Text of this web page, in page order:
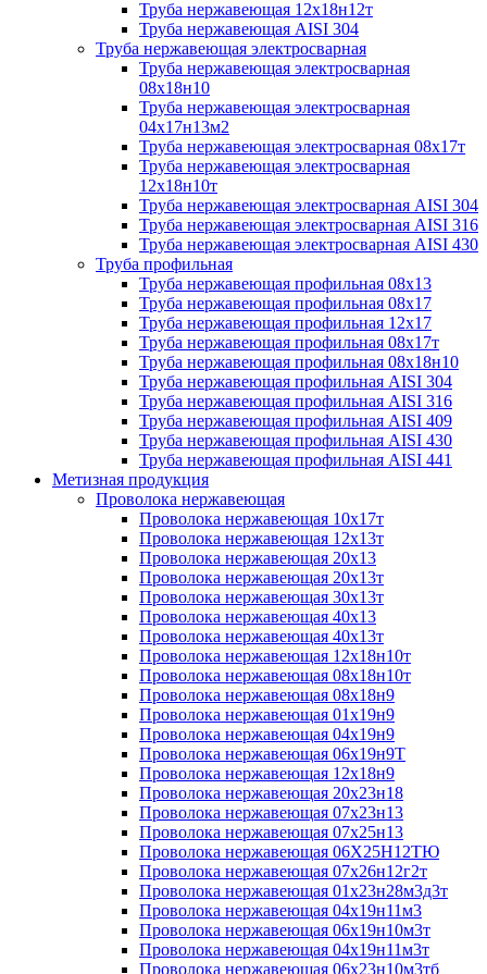
Труба нержавеющая 12х18н12т
Труба нержавеющая AISI 304
Труба нержавеющая электросварная
Труба нержавеющая электросварная
08х18н10
Труба нержавеющая электросварная
04х17н13м2
Труба нержавеющая электросварная 08х17т
Труба нержавеющая электросварная
12х18н10т
Труба нержавеющая электросварная AISI 304
Труба нержавеющая электросварная AISI 316
Труба нержавеющая электросварная AISI 430
Труба профильная
Труба нержавеющая профильная 08х13
Труба нержавеющая профильная 08х17
Труба нержавеющая профильная 12х17
Труба нержавеющая профильная 08х17т
Труба нержавеющая профильная 08х18н10
Труба нержавеющая профильная AISI 304
Труба нержавеющая профильная AISI 316
Труба нержавеющая профильная AISI 409
Труба нержавеющая профильная AISI 430
Труба нержавеющая профильная AISI 441
Метизная продукция
Проволока нержавеющая
Проволока нержавеющая 10х17т
Проволока нержавеющая 12х13т
Проволока нержавеющая 20х13
Проволока нержавеющая 20х13т
Проволока нержавеющая 30х13т
Проволока нержавеющая 40х13
Проволока нержавеющая 40х13т
Проволока нержавеющая 12х18н10т
Проволока нержавеющая 08х18н10т
Проволока нержавеющая 08х18н9
Проволока нержавеющая 01х19н9
Проволока нержавеющая 04х19н9
Проволока нержавеющая 06х19н9Т
Проволока нержавеющая 12х18н9
Проволока нержавеющая 20х23н18
Проволока нержавеющая 07х23н13
Проволока нержавеющая 07х25н13
Проволока нержавеющая 06Х25Н12ТЮ
Проволока нержавеющая 07х26н12г2т
Проволока нержавеющая 01х23н28м3д3т
Проволока нержавеющая 04х19н11м3
Проволока нержавеющая 06х19н10м3т
Проволока нержавеющая 04х19н11м3т
Проволока нержавеющая 06х23н10м3тб